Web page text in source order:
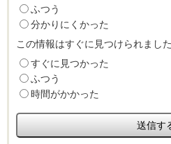
ふつう
分かりにくかった
この情報はすぐに見つけられまし
すぐに見つかった
ふつう
時間がかかった